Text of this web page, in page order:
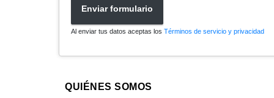
Enviar formulario
Al enviar tus datos aceptas los Términos de servicio y privacidad
QUIÉNES SOMOS